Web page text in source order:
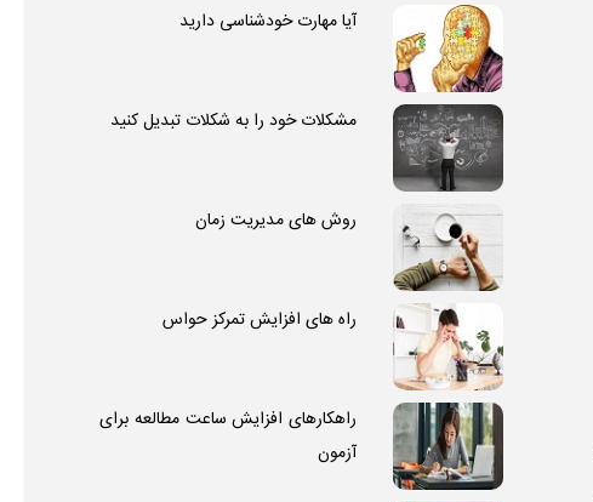
آیا مهارت خودشناسی دارید
مشکلات خود را به شکلات تبدیل کنید
روش های مدیریت زمان
راه های افزایش تمرکز حواس
راهکارهای افزایش ساعت مطالعه برای
آزمون